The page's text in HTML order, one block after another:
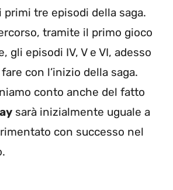
primi tre episodi della saga.
tramite il primo gioco
gli episodi IV, V e VI, adesso
con l’inizio della saga.
conto anche del fatto
sarà inizialmente uguale a
con successo nel